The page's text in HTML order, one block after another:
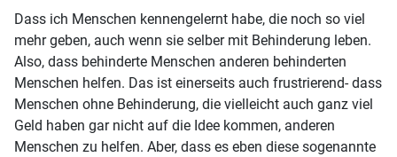
Dass ich Menschen kennengelernt habe, die noch so viel
mehr geben, auch wenn sie selber mit Behinderung leben.
Also, dass behinderte Menschen anderen behinderten
Menschen helfen. Das ist einerseits auch frustrierend- dass
Menschen ohne Behinderung, die vielleicht auch ganz viel
Geld haben gar nicht auf die Idee kommen, anderen
Menschen zu helfen. Aber, dass es eben diese sogenannte